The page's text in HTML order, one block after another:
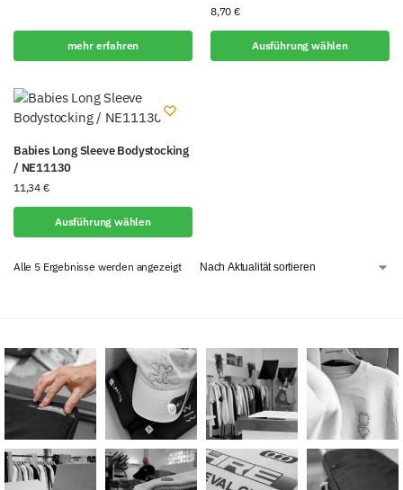
mehr erfahren
8,70€
Ausführung wählen
Babies Long Sleeve Bodystocking
/ NE11130
11,34 €
Ausführung wählen
Alle 5 Ergebnisse werden angezeigt